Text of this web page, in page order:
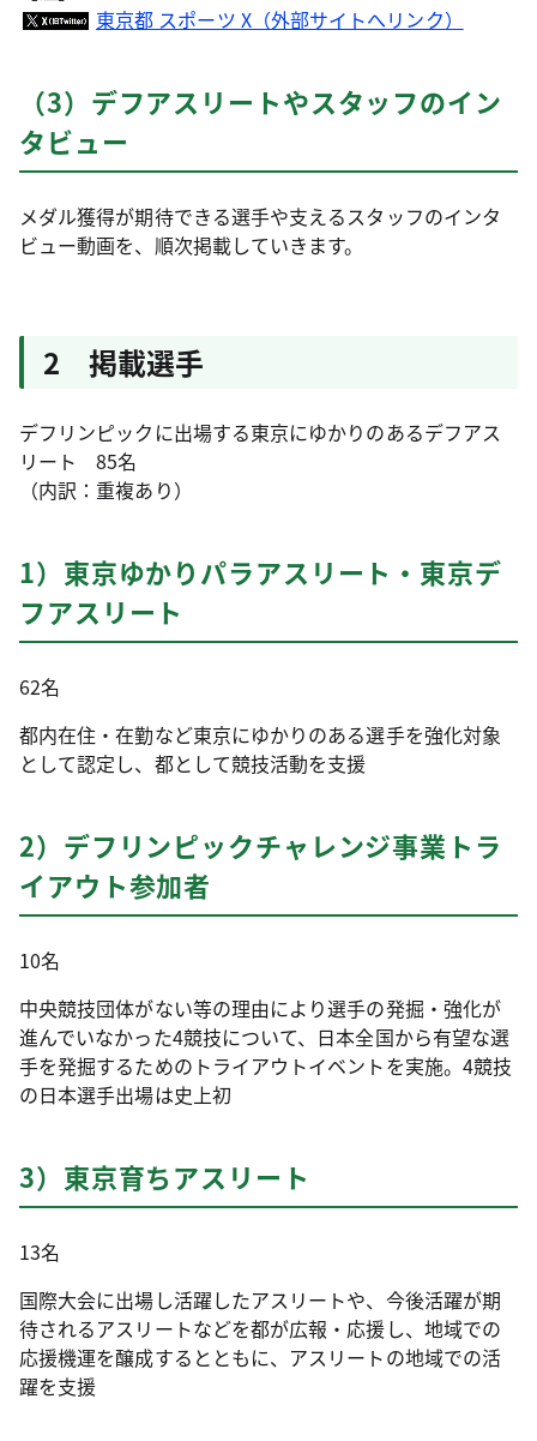
東京都 スポーツ X（外部サイトへリンク）
（3）デフアスリートやスタッフのイン
タビュー
メダル獲得が期待できる選手や支えるスタッフのインタ
ビュー動画を、順次掲載していきます。
2 掲載選手
デフリンピックに出場する東京にゆかりのあるデフアス
リート 85名
（内訳：重複あり）
1）東京ゆかりパラアスリート・東京デ
フアスリート
62名
都内在住・在勤など東京にゆかりのある選手を強化対象
として認定し、都として競技活動を支援
2）デフリンピックチャレンジ事業トラ
イアウト参加者
10名
中央競技団体がない等の理由により選手の発掘・強化が
進んでいなかった4競技について、日本全国から有望な選
手を発掘するためのトライアウトイベントを実施。4競技
の日本選手出場は史上初
3）東京育ちアスリート
13名
国際大会に出場し活躍したアスリートや、今後活躍が期
待されるアスリートなどを都が広報・応援し、地域での
応援機運を醸成するとともに、アスリートの地域での活
躍を支援